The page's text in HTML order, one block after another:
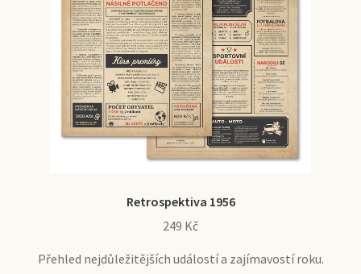
Retrospektiva 1956
249 Kč
Přehled nejdůležitějších událostí a zajímavostí roku.